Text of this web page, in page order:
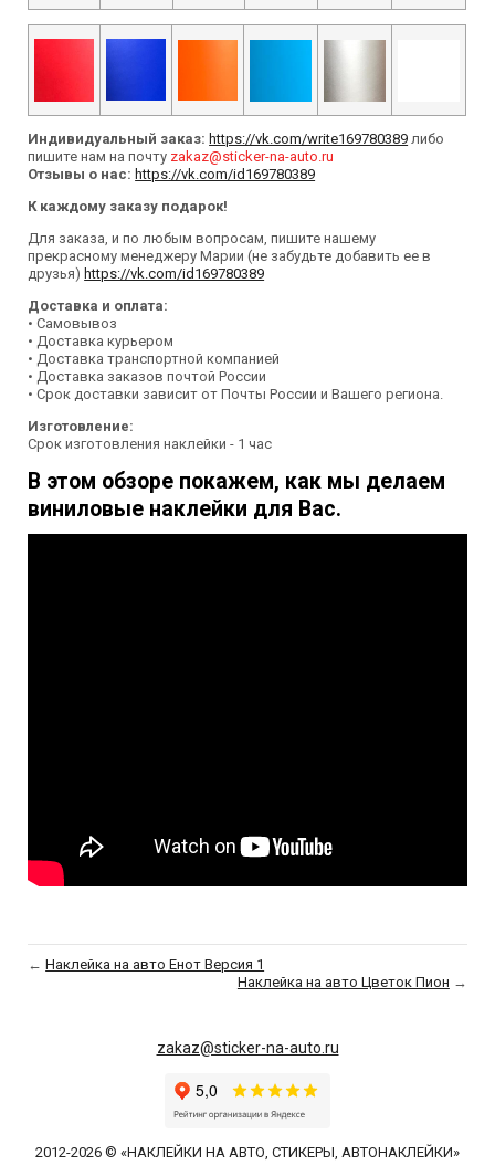
Индивидуальный заказ: https://vk.com/write169780389 либо
пишите нам на почту zakaz@sticker-na-auto.ru
Отзывы о нас: https://vk.com/id169780389
К каждому заказу подарок!
Для заказа, и по любым вопросам, пишите нашему
прекрасному менеджеру Марии (не забудьте добавить ее в
друзья) https://vk.com/id169780389
Доставка и оплата:
• Самовывоз
• Доставка курьером
• Доставка транспортной компанией
• Доставка заказов почтой России
• Срок доставки зависит от Почты России и Вашего региона.
Изготовление:
Срок изготовления наклейки - 1 час
В этом обзоре покажем, как мы делаем
виниловые наклейки для Вас.
←Наклейка на авто Енот Версия 1
Наклейка на авто Цветок Пион →
zakaz@sticker-na-auto.ru
2012-2026 © «НАКЛЕЙКИ НА АВТО, СТИКЕРЫ, АВТОНАКЛЕЙКИ»